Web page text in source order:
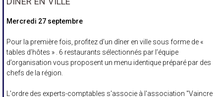
Mercredi 27 septembre
Pour la première fois, profitez d’un dîner en ville sous forme de «
tables d’hôtes » . 6 restaurants sélectionnés par l’équipe
d’organisation vous proposent un menu identique préparé par des
chefs de la région.
L'ordre des experts-comptables s'associe à l'association "Vaincre